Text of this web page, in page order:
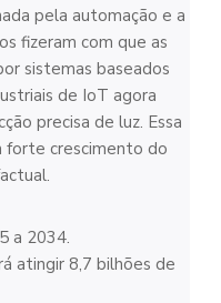
pela automação e a
fizeram com que as
sistemas baseados
de IoT agora
precisa de luz. Essa
forte crescimento do
a 2034.
atingir 8,7 bilhões de